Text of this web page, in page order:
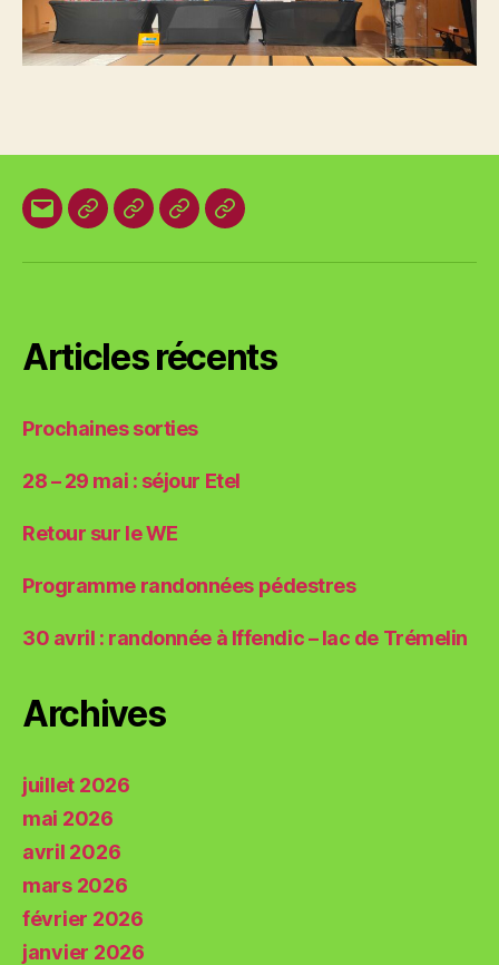
E-
Organisation
Animations
VestesBrevets
Articles récents
Prochaines sorties
28 – 29 mai : séjour Etel
Retour sur le WE
Programme randonnées pédestres
30 avril : randonnée à Iffendic – lac de Trémelin
Archives
juillet 2026
mai 2026
avril 2026
mars 2026
février 2026
janvier 2026